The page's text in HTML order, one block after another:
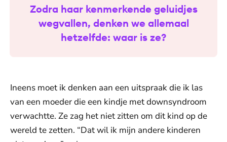
Zodra haar kenmerkende geluidjes
wegvallen, denken we allemaal
hetzelfde: waar is ze?
Ineens moet ik denken aan een uitspraak die ik las
van een moeder die een kindje met downsyndroom
verwachtte. Ze zag het niet zitten om dit kind op de
wereld te zetten. “Dat wil ik mijn andere kinderen